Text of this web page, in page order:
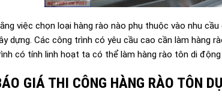
việc chọn loại hàng rào nào phụ thuộc vào nhu
dựng. Các công trình có yêu cầu cao cần làm hàng
có tính linh hoạt ta có thể làm hàng rào tôn di động
GIÁ THI CÔNG HÀNG RÀO TÔN